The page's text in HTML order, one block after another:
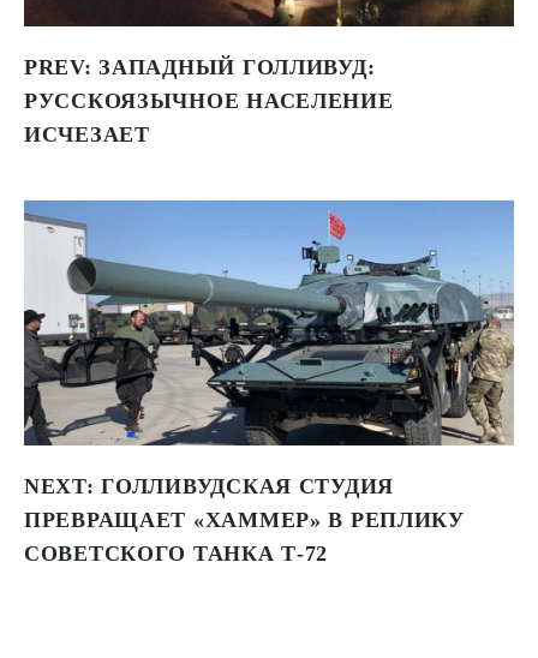
PREV: ЗАПАДНЫЙ ГОЛЛИВУД:
РУССКОЯЗЫЧНОЕ НАСЕЛЕНИЕ
ИСЧЕЗАЕТ
NEXT: ГОЛЛИВУДСКАЯ СТУДИЯ
ПРЕВРАЩАЕТ «ХАММЕР» В РЕПЛИКУ
СОВЕТСКОГО ТАНКА Т-72